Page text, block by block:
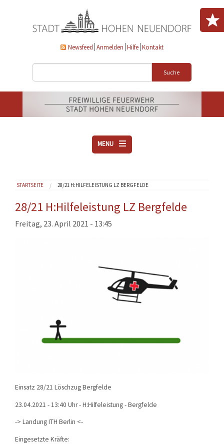
Newsfeed Anmelden Hilfe Kontakt
Suche
MENU
VEREINE
AKTUELLES
DOWNLOADS
EINSÄTZE
Sie sind hier
STARTSEITE 28/21 H:HILFELEISTUNG LZ BERGFELDE
28/21 H:Hilfeleistung LZ Bergfelde
Freitag, 23. April 2021 - 13:45
Einsatz 28/21 Löschzug Bergfelde
23.04.2021 - 13:40 Uhr - H:Hilfeleistung - Bergfelde
-> Landung ITH Berlin <-
Eingesetzte Kräfte: